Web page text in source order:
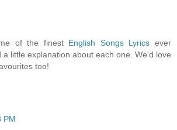
of the finest English Songs Lyrics ever
a little explanation about each one. We'd love
too!
PM